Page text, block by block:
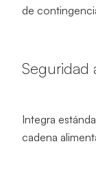
de
Seguridad
Integra
cadena